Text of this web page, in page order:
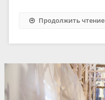
Продолжить чтение